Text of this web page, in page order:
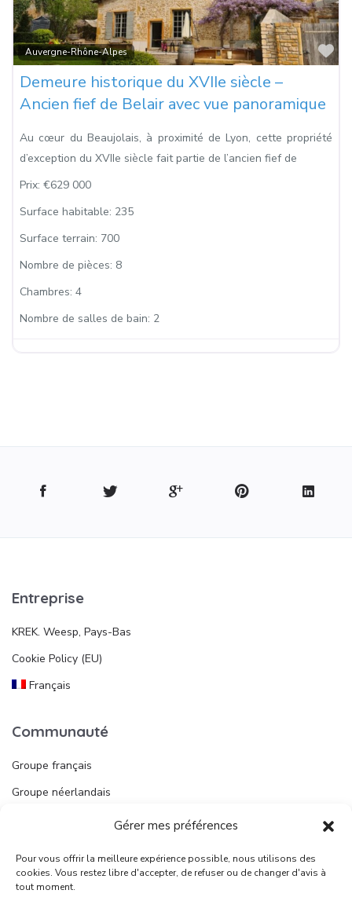
Gérer mes préférences
Pour vous offrir la meilleure expérience possible, nous utilisons des
cookies. Vous restez libre d'accepter, de refuser ou de changer d'avis à
tout moment.
Auvergne-Rhône-Alpes
Demeure historique du XVIIe siècle –
Ancien fief de Belair avec vue panoramique
Au cœur du Beaujolais, à proximité de Lyon, cette propriété
d’exception du XVIIe siècle fait partie de l’ancien fief de
Prix: €629 000
Surface habitable: 235
Surface terrain: 700
Nombre de pièces: 8
Chambres: 4
Nombre de salles de bain: 2
Entreprise
KREK. Weesp, Pays-Bas
Cookie Policy (EU)
Français
Communauté
Groupe français
Groupe néerlandais
Publier une annonce